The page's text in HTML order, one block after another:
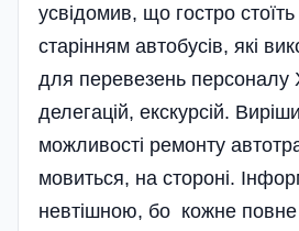
усвідомив, що гостро
старінням автобусів, які
для перевезень
делегацій, екскурсій.
можливості ремонту
мовиться, на стороні.
невтішною, бо кожне